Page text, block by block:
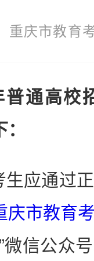
重庆市教育
普通高校
应通过正
庆市教育
微信公众